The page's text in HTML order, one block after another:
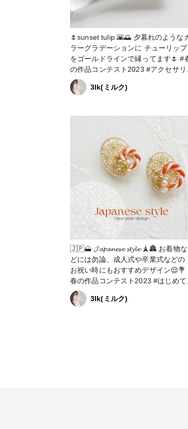
🌷sunset tulip 🌇🌅 夕暮れのようなカ
ラーグラデーションに チューリップ
をゴールドラインで縁ってます🌷 #春
の作品コンテスト2023 #アクセサリー
部 #販売中 #ピアス #イヤリング #ネ
イルアクセサリー #チューリップ
3lk(ミルク)
🇯🇵🗻 𝓙𝓪𝓹𝓪𝓷𝓮𝓼𝓮 𝓼𝓽𝔂𝓵𝓮 🗼🏯 お着物な
どには勿論、成人式や卒業式などの
お祝い時にもおすすめデザイン😌💐 #
春の作品コンテスト2023 #はじめての
投稿 #アクセサリー部 #販売中 #ピア
ス #イヤリング #ネイルアクセサリー
3lk(ミルク)